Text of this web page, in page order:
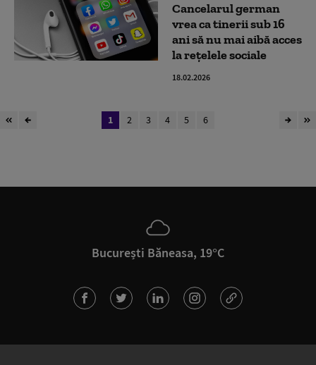
Cancelarul german
vrea ca tinerii sub 16
ani să nu mai aibă acces
la rețelele sociale
18.02.2026
1 2 3 4 5 6
București Băneasa, 19°C